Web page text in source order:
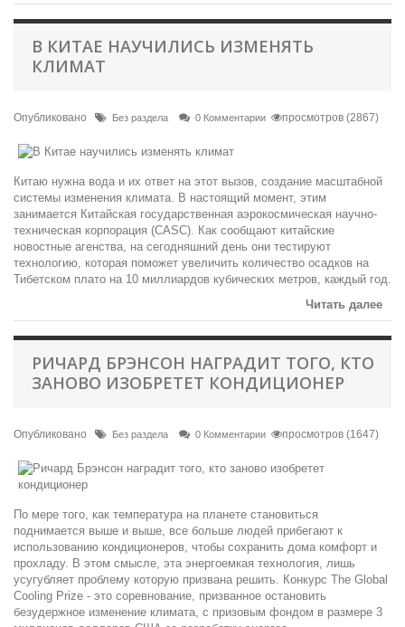
В КИТАЕ НАУЧИЛИСЬ ИЗМЕНЯТЬ
КЛИМАТ
Опубликовано Без раздела 0 Комментарии просмотров (2867)
Китаю нужна вода и их ответ на этот вызов, создание масштабной
системы изменения климата. В настоящий момент, этим
занимается Китайская государственная аэрокосмическая научно-
техническая корпорация (CASC). Как сообщают китайские
новостные агенства, на сегодняшний день они тестируют
технологию, которая поможет увеличить количество осадков на
Тибетском плато на 10 миллиардов кубических метров, каждый год.
Читать далее
РИЧАРД БРЭНСОН НАГРАДИТ ТОГО, КТО
ЗАНОВО ИЗОБРЕТЕТ КОНДИЦИОНЕР
Опубликовано Без раздела 0 Комментарии просмотров (1647)
По мере того, как температура на планете становиться
поднимается выше и выше, все больше людей прибегают к
использованию кондиционеров, чтобы сохранить дома комфорт и
прохладу. В этом смысле, эта энергоемкая технология, лишь
усугубляет проблему которую призвана решить. Конкурс The Global
Cooling Prize - это соревнование, призванное остановить
безудержное изменение климата, с призовым фондом в размере 3